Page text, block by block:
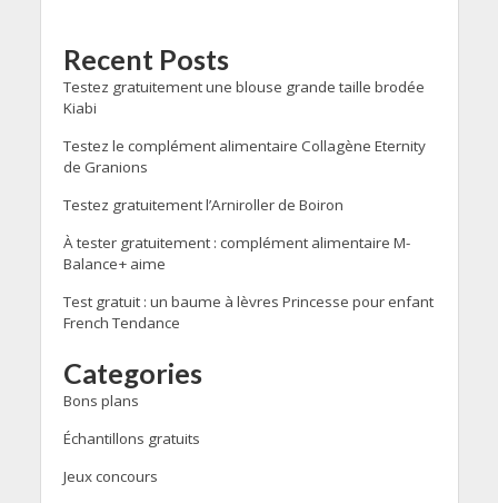
Recent Posts
Testez gratuitement une blouse grande taille brodée
Kiabi
Testez le complément alimentaire Collagène Eternity
de Granions
Testez gratuitement l’Arniroller de Boiron
À tester gratuitement : complément alimentaire M-
Balance+ aime
Test gratuit : un baume à lèvres Princesse pour enfant
French Tendance
Categories
Bons plans
Échantillons gratuits
Jeux concours